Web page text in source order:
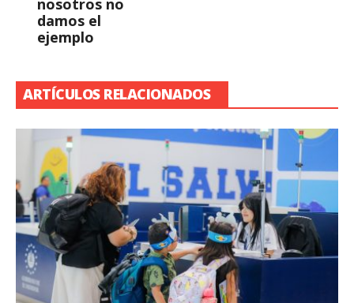
nosotros no
damos el
ejemplo
ARTÍCULOS RELACIONADOS